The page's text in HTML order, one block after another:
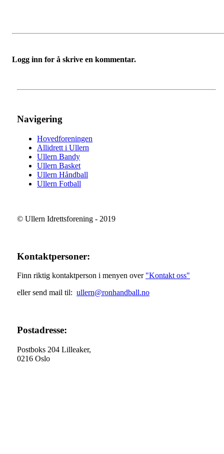
Logg inn for å skrive en kommentar.
Navigering
Hovedforeningen
Allidrett i Ullern
Ullern Bandy
Ullern Basket
Ullern Håndball
Ullern Fotball
© Ullern Idrettsforening - 2019
Kontaktpersoner:
Finn riktig kontaktperson i menyen over "Kontakt oss"
eller send mail til: ullern@ronhandball.no
Postadresse:
Postboks 204 Lilleaker,
0216 Oslo